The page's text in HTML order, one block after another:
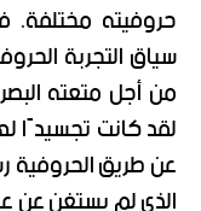
حروفيته مختلفة.
سياق التجربة
من أجل متعته
لقد كانت تجسيدًا
عن طريق الحروفية